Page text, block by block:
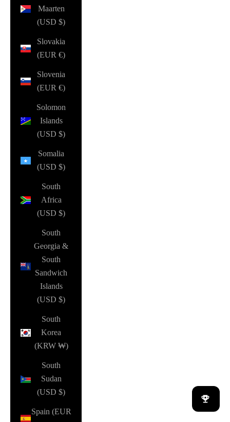
Maarten
(USD $)
Slovakia
(EUR €)
Slovenia
(EUR €)
Solomon
Islands
(USD $)
Somalia
(USD $)
South
Africa
(USD $)
South
Georgia &
South
Sandwich
Islands
(USD $)
South
Korea
(KRW ₩)
South
Sudan
(USD $)
Spain (EUR